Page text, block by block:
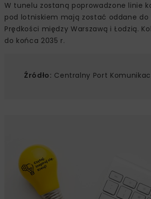
W tunelu zostaną poprowadzone linie
pod lotniskiem mają zostać oddane
Prędkości między Warszawą i Łodzią.
do końca 2035 r.
Źródło: Centralny Port